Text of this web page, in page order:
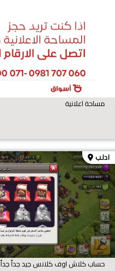
مساحة اعلانية
ادلب
حساب كلاش اوف كلانس جيد جداً جداً